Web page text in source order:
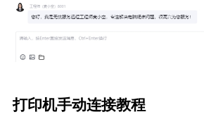
打印机手动连接教程